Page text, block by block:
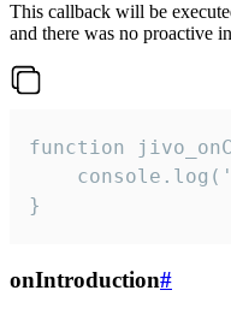
This callback will be
and there was no proactive
function
}
onIntroduction#